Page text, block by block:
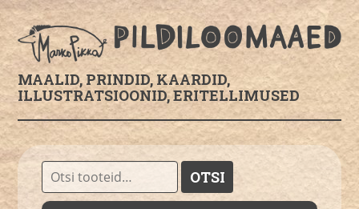
MAALID, PRINDID, KAARDID,
ILLUSTRATSIOONID, ERITELLIMUSED
Otsi: OTSI